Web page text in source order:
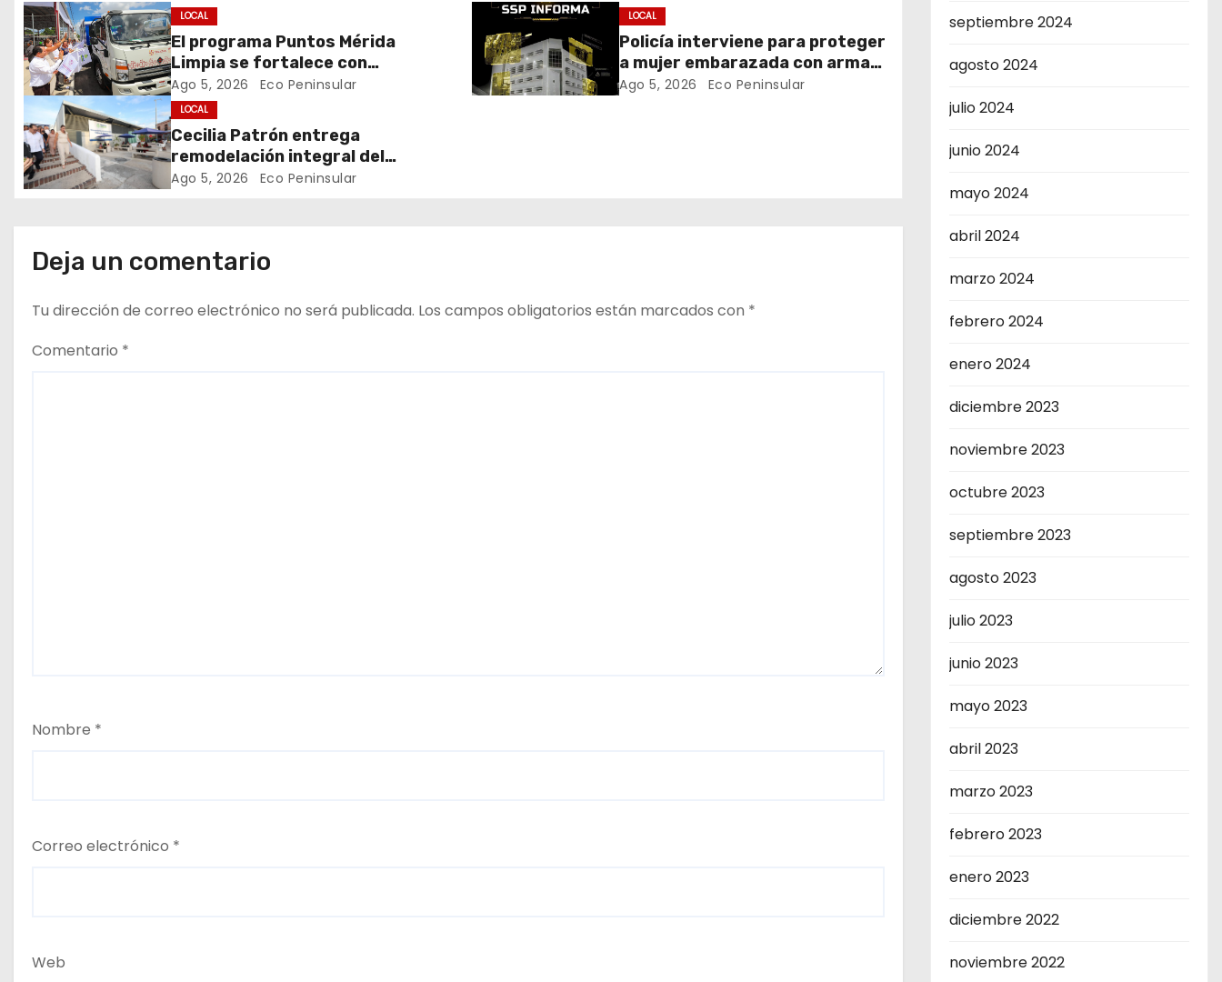
ó
n
d
e
e
t
a
d
LOCAL
El programa Puntos Mérida
Limpia se fortalece con
coordinación y colaboración
institucional.
Ago 5, 2026 Eco Peninsular
LOCAL
Policía interviene para proteger
a mujer embarazada con arma
blanca en Mérida
Ago 5, 2026 Eco Peninsular
LOCAL
Cecilia Patrón entrega
remodelación integral del
mercado Lucas de Gálvez para
Ago 5, 2026 Eco Peninsular
Deja un comentario
Tu dirección de correo electrónico no será publicada. Los campos obligatorios están marcados con *
Comentario *
Nombre *
Correo electrónico *
Web
septiembre 2024
agosto 2024
julio 2024
junio 2024
mayo 2024
abril 2024
marzo 2024
febrero 2024
enero 2024
diciembre 2023
noviembre 2023
octubre 2023
septiembre 2023
agosto 2023
julio 2023
junio 2023
mayo 2023
abril 2023
marzo 2023
febrero 2023
enero 2023
diciembre 2022
noviembre 2022